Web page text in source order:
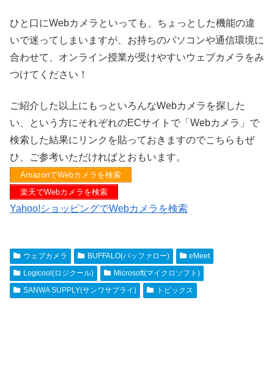
ひと口にWebカメラといっても、ちょっとした機能の違
いで迷ってしまいますが、お持ちのパソコンや通信環境に
合わせて、オンライン授業が受けやすいウェブカメラをみ
つけてください！
ご紹介した以上にもっといろんなWebカメラを探した
い、という方にそれぞれのECサイトで「Webカメラ」で
検索した結果にリンクを貼っておきますのでこちらもぜ
ひ、ご参考いただければとおもいます。
AmazonでWebカメラを検索
楽天でWebカメラを検索
Yahoo!ショッピングでWebカメラを検索
ウェブカメラ BUFFALO(バッファロー)
eMeet
Logicool(ロジクール)
Microsoft(マイクロソフト)
SANWA SUPPLY(サンワサプライ)
トピックス